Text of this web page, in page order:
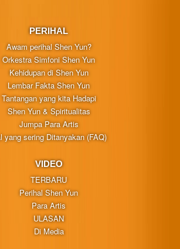
PERIHAL
Awam perihal Shen Yun?
Orkestra Simfoni Shen Yun
Kehidupan di Shen Yun
Lembar Fakta Shen Yun
Tantangan yang kita Hadapi
Shen Yun & Spiritualitas
Jumpa Para Artis
yang sering Ditanyakan (FAQ)
VIDEO
TERBARU
Perihal Shen Yun
Para Artis
ULASAN
Di Media